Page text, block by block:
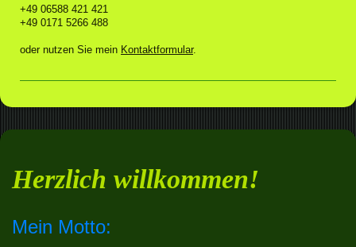
+49 06588 421 421
+49 0171 5266 488
oder nutzen Sie mein Kontaktformular.
Herzlich willkommen!
Mein Motto: